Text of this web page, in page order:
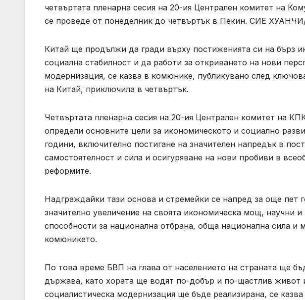
четвъртата пленарна сесия на 20-ия Централен комитет на
се проведе от понеделник до четвъртък в Пекин. СИЕ
Китай ще продължи да гради върху постиженията си на бърз
социална стабилност и да работи за откриването на нови
модернизация, се казва в комюнике, публикувано след
на Китай, приключила в четвъртък.
Четвъртата пленарна сесия на 20-ия Централен комитет на
определи основните цели за икономическото и социално
години, включително постигане на значителен напредък в
самостоятелност и сила и осигуряване на нови пробиви в
реформите.
Надграждайки тази основа и стремейки се напред за още пет
значително увеличение на своята икономическа мощ, научни и
способности за национална отбрана, обща национална сила и
комюникето.
По това време БВП на глава от населението на страната ще
държава, като хората ще водят по-добър и по-щастлив живот
социалистическа модернизация ще бъде реализирана, се казва